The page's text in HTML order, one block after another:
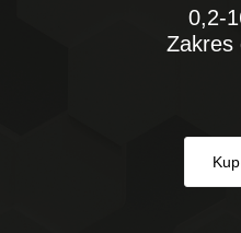
0,2-
Zakres